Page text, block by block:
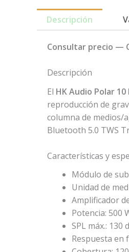
Descripción
Consultar precio —
Descripción
El HK Audio Polar 10
reproducción de
columna de medios/
Bluetooth 5.0 TWS
Características y
Módulo de
Unidad de
Amplificador
Potencia: 500
SPL máx.: 130
Respuesta en